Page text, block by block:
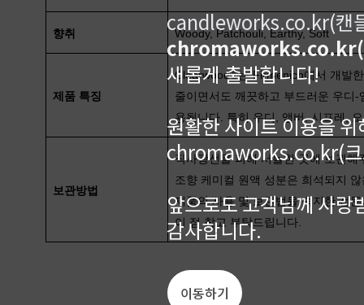
향취 Woody, Patchouli, Earthy, Soft
제품 특징
Clearwood®는 Firmenich에서 개발
줄이면서도 깨끗하고 부드러운 우디
용됩니다. 특히 우디, 앰버, 시프레,
보관방법
직사광선을 피해 서늘한 곳에 보관
조향 케미컬 원액 성분은 희석되지
제품의 사용 및 보관법을 숙지한 전
이 점 참고 부탁드립니다.
candleworks.co.kr(캔
chromaworks.co.kr(
새롭게 출발합니다!
원활한 사이트 이용을 위
chromaworks.co.kr(크
앞으로도 고객님께 사
감사합니다.
이동하기